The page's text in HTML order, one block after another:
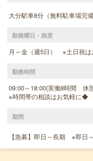
大分駅車8分（無料駐車場完備
勤務曜日・頻度
月～金（週5日） ※土日祝は
勤務時間
09:00～18:00(実働8時間 休
※時間帯の相談はお気軽に◆
期間
【急募】即日～長期 ※即日